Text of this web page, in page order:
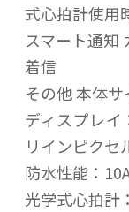
式心拍計使用
スマート通知
着信
その他 本体
ディスプレ
リインピクセ
防水性能：
光学式心拍